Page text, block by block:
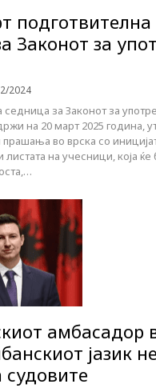
подготвителна
Законот за
2024
седница за Законот за
на 20 март 2025 година,
во врска со
листата на учесници, која
амбасадор
јазик
судовите